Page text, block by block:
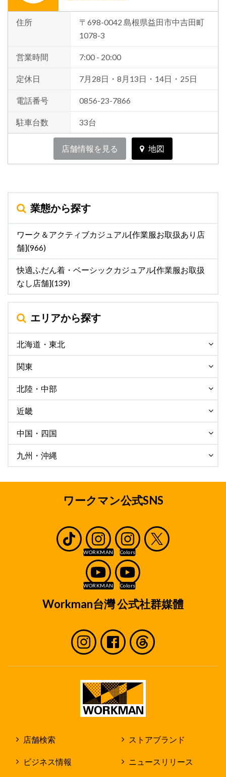
住所
〒698-0042 島根県益田市中吉田町
1078-3
営業時間 7:00 - 20:00
定休日 7月28日・8月13日・14日・25日
電話番号 0856-23-7866
駐車台数 33台
店舗情報を見る 地図
業態から探す
ワーク＆アクティブカジュアル[作業服お取扱あり店
舗](966)
快適ふだん着・ベーシックカジュアル[作業服お取扱
なし店舗](139)
エリアから探す
北海道・東北
関東
北陸・中部
近畿
中国・四国
九州・沖縄
ワークマン公式SNS
Workman台灣 公式社群媒體
店舗検索 ストアブランド
ビジネス情報 ニュースリリース